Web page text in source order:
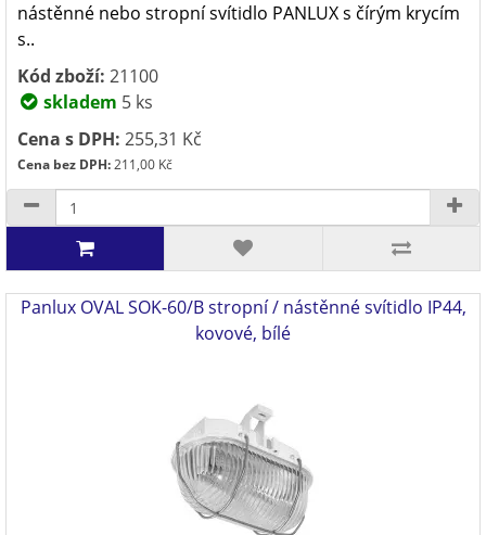
nástěnné nebo stropní svítidlo PANLUX s čírým krycím
s..
Kód zboží: 21100
skladem 5 ks
Cena s DPH: 255,31 Kč
Cena bez DPH:211,00 Kč
Panlux OVAL SOK-60/B stropní / nástěnné svítidlo IP44,
kovové, bílé